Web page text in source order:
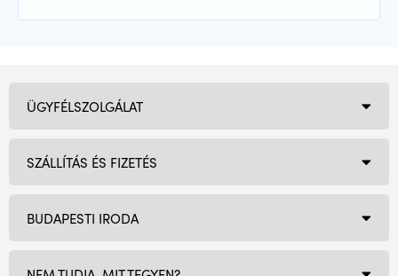
BUDAPESTI IRODA
ÜGYFÉLSZOLGÁLAT
SZÁLLÍTÁS ÉS FIZETÉS